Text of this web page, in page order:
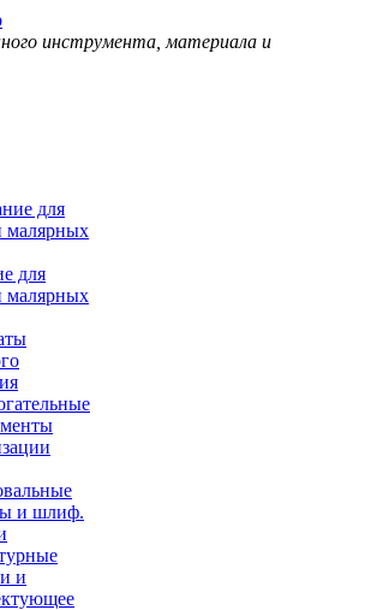
инструмента, материала и
для
малярных
и шлиф.
и